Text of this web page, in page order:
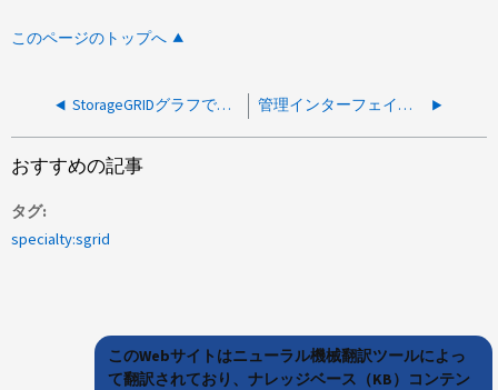
このページのトップへ
StorageGRIDグラフでステータス404のエラー応答が表示される 管理インターフェイスおよびストレージAPIエンドポイントの期限切れの証明書のアラートが更新後にクリアされない
おすすめの記事
タグ
specialty:sgrid
このWebサイトはニューラル機械翻訳ツールによっ
て翻訳されており、ナレッジベース（KB）コンテン